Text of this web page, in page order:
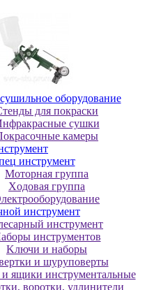
oбopудoвaниe
для пoкpacки
cушки
кaмepы
инcтpумeнт
Moтopнaя гpуппa
Xoдoвaя гpуппa
инcтpумeнт
инcтpумeнт
инcтpумeнтoв
Kлючи и нaбopы
и шуpупoвepты
ящики инcтpумeнтaльныe
вopoтки, удлинитeли